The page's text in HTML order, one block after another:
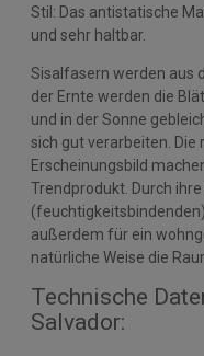
Stil: Das antistatische
und sehr haltbar.
Sisalfasern werden aus
der Ernte werden die
und in der Sonne
sich gut verarbeiten. Die
Erscheinungsbild
Trendprodukt. Durch
außerdem für ein
natürliche Weise die
Technische
Salvador: